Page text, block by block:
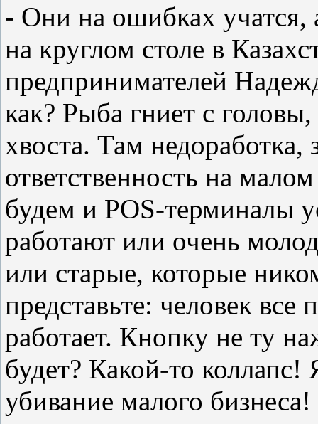
- Они на ошибках учатся,
на круглом столе в
предпринимателей
как? Рыба гниет с
хвоста. Там недоработка,
ответственность на
будем и POS-терминалы
работают или очень
или старые, которые
представьте: человек
работает. Кнопку не ту
будет? Какой-то
убивание малого бизнеса!